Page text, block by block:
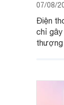
07/08/
Điện
chỉ
thượng